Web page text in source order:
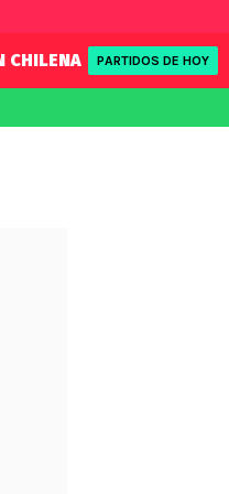
CHILENA REDSPORT
PARTIDOS DE HOY